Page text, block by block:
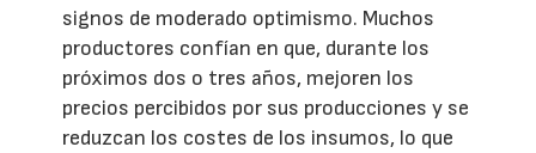
signos de moderado optimismo. Muchos
productores confían en que, durante los
próximos dos o tres años, mejoren los
precios percibidos por sus producciones y se
reduzcan los costes de los insumos, lo que